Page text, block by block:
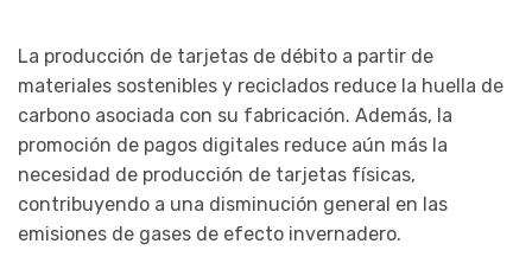
La producción de tarjetas de débito a partir de
materiales sostenibles y reciclados reduce la huella de
carbono asociada con su fabricación. Además, la
promoción de pagos digitales reduce aún más la
necesidad de producción de tarjetas físicas,
contribuyendo a una disminución general en las
emisiones de gases de efecto invernadero.